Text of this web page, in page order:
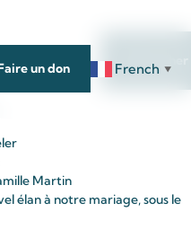
un don French ▼
Rechercher
Martin
élan à notre mariage, sous le